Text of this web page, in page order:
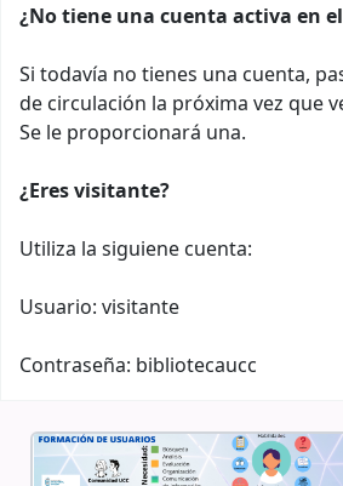
¿No tiene una cuenta activa en
Si todavía no tienes una cuenta,
de circulación la próxima vez que
Se le proporcionará una.
¿Eres visitante?
Utiliza la siguiene cuenta:
Usuario: visitante
Contraseña: bibliotecaucc